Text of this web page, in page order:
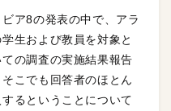
ア8の発表の中で、アラ
生および教員を対象と
の調査の実施結果報告
こでも回答者のほとん
るということについて